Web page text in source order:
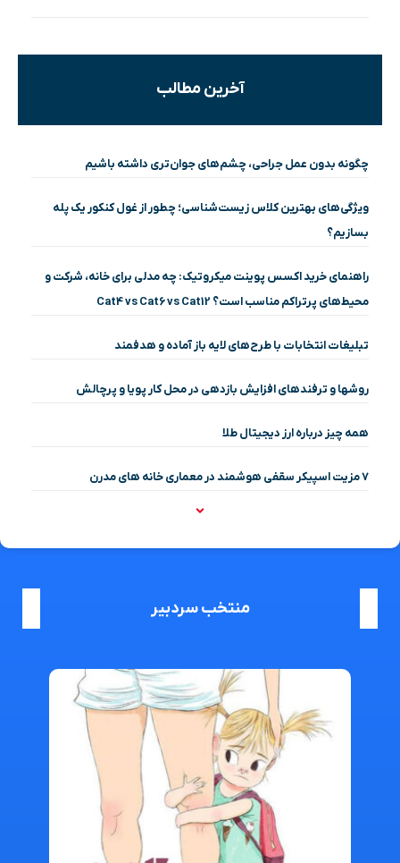
آخرین مطالب
چگونه بدون عمل جراحی، چشم‌های جوان‌تری داشته باشیم
ویژگی‌های بهترین کلاس زیست‌شناسی؛ چطور از غول کنکور یک پله
بسازیم؟
راهنمای خرید اکسس پوینت میکروتیک: چه مدلی برای خانه، شرکت و
محیط‌های پرتراکم مناسب است؟ Cat4 vs Cat6 vs Cat12
تبلیغات انتخابات با طرح‌های لایه باز آماده و هدفمند
روشها و ترفندهای افزایش بازدهی در محل کار پویا و پرچالش
همه چیز درباره ارز دیجیتال طلا
۷ مزیت اسپیکر سقفی هوشمند در معماری خانه‌ های مدرن
منتخب سردبیر